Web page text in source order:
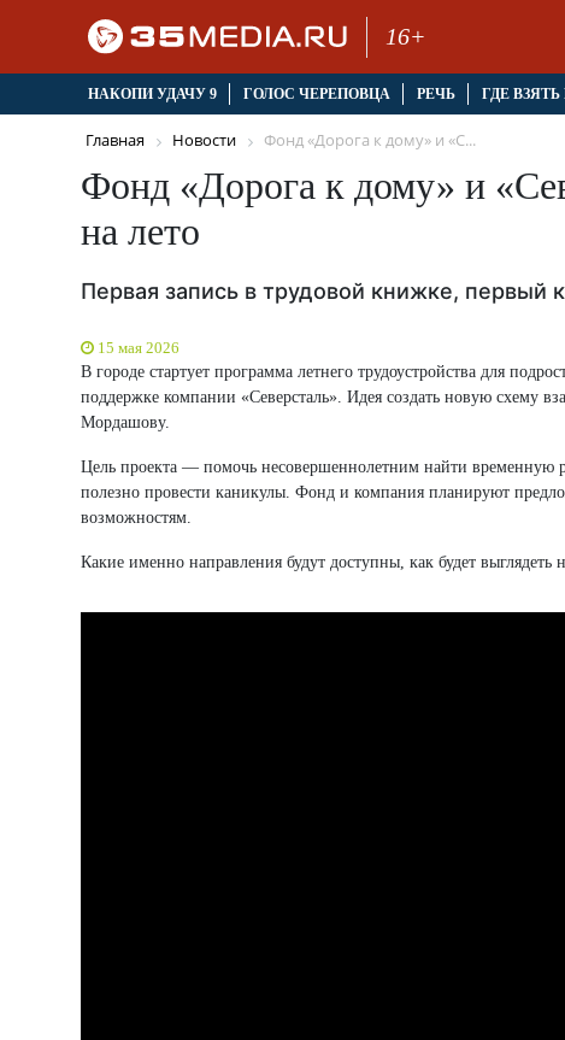
16+
НАКОПИ УДАЧУ 9 ГОЛОС ЧЕРЕПОВЦА РЕЧЬ ГДЕ ВЗЯТЬ
Главная Новости Фонд «Дорога к дому» и «С...
Фонд «Дорога к дому» и
на лето
Первая запись в трудовой книжке, первый
15 мая 2026
В городе стартует программа летнего трудоустройства для
поддержке компании «Северсталь». Идея создать новую схему
Мордашову.
Цель проекта — помочь несовершеннолетним найти временную
полезно провести каникулы. Фонд и компания планируют
возможностям.
Какие именно направления будут доступны, как будет